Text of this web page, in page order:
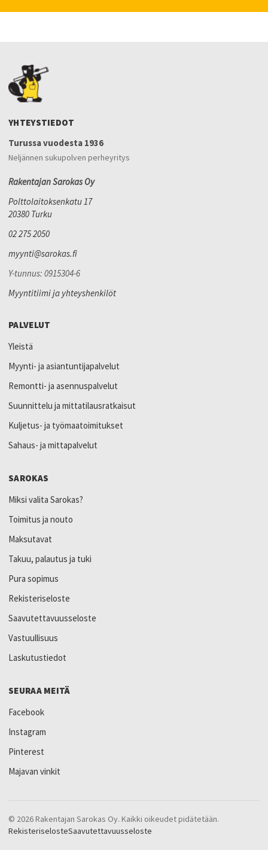
YHTEYSTIEDOT
Turussa vuodesta 1936
Neljännen sukupolven perheyritys
Rakentajan Sarokas Oy
Polttolaitoksenkatu 17
20380 Turku
02 275 2050
myynti@sarokas.fi
Y-tunnus: 0915304-6
Myyntitiimi ja yhteyshenkilöt
PALVELUT
Yleistä
Myynti- ja asiantuntijapalvelut
Remontti- ja asennuspalvelut
Suunnittelu ja mittatilausratkaisut
Kuljetus- ja työmaatoimitukset
Sahaus- ja mittapalvelut
SAROKAS
Miksi valita Sarokas?
Toimitus ja nouto
Maksutavat
Takuu, palautus ja tuki
Pura sopimus
Rekisteriseloste
Saavutettavuusseloste
Vastuullisuus
Laskutustiedot
SEURAA MEITÄ
Facebook
Instagram
Pinterest
Majavan vinkit
© 2026 Rakentajan Sarokas Oy. Kaikki oikeudet pidätetään.
RekisteriselosteSaavutettavuusseloste